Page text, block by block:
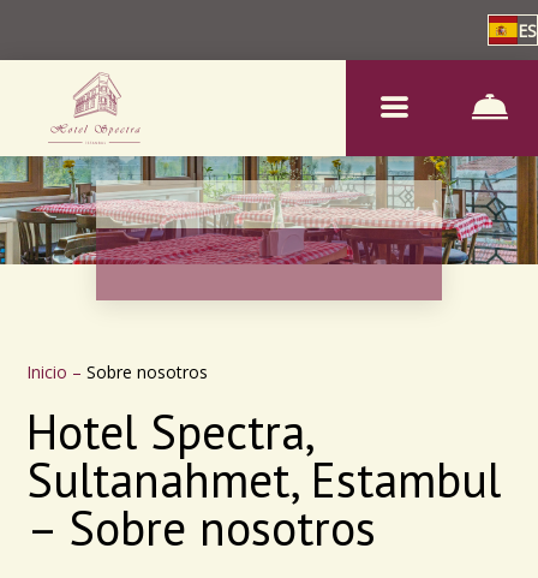
ES
Inicio –Sobre nosotros
Hotel Spectra,
Sultanahmet, Estambul
– Sobre nosotros